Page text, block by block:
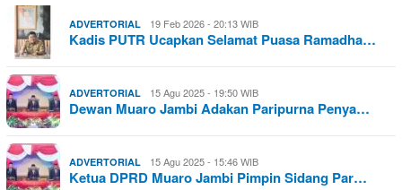
ADVERTORIAL 19 Feb 2026 - 20:13 WIB
Kadis PUTR Ucapkan Selamat Puasa Ramadha…
ADVERTORIAL 15 Agu 2025 - 19:50 WIB
Dewan Muaro Jambi Adakan Paripurna Penya…
ADVERTORIAL 15 Agu 2025 - 15:46 WIB
Ketua DPRD Muaro Jambi Pimpin Sidang Par…